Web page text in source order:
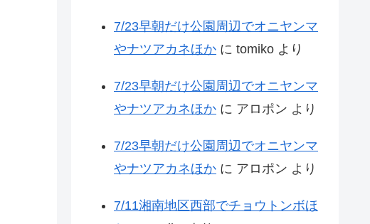
7/23早朝だけ公園周辺でオニヤンマ
やナツアカネほか に tomiko より
7/23早朝だけ公園周辺でオニヤンマ
やナツアカネほか に アロポン より
7/23早朝だけ公園周辺でオニヤンマ
やナツアカネほか に アロポン より
7/11湘南地区西部でチョウトンボほ